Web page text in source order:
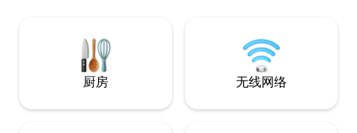
entrada está automatizada sólo tienes
que rellenar el check in online y te
mandamos el mensaje de bienvenida
con los códigos para entrar al
apartamento. La entrada es a partir de
las 15:00 pero si el piso está listo antes
bien equipado y un
una estancia más
bebé puedes
cuna, bañera y
apartamento tipo
厨房 无线网络